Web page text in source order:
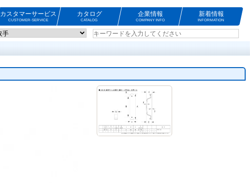
カスタマーサービス
CUSTOMER-SERVICE
カタログ
CATALOG
企業情報
COMPANY INFO
新着情報
INFORMATION